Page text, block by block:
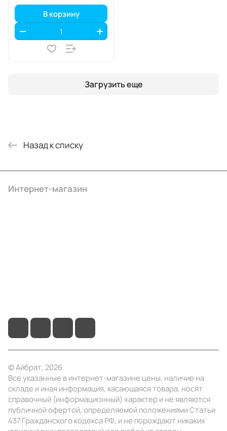
В корзину
Загрузить еще
Назад к списку
Интернет-магазин
© Айбрат, 2026
Все указанные в интернет-магазине цены, наличие на
складе и иная информация, касающаяся товара, носят
справочный (информационный) характер и не являются
публичной офертой, определяемой положениями Статьи
437 Гражданского кодекса РФ, и не порождают никаких